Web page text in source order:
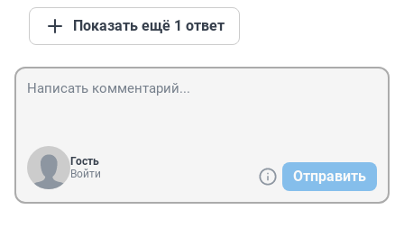
Показать ещё 1 ответ
Гость
Войти
Отправить